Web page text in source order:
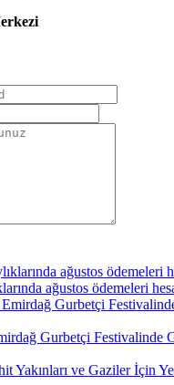
ağustos ödemeleri
Gurbetçi Festivalinde